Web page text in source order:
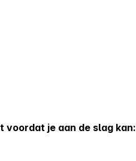
voordat je aan de slag kan: